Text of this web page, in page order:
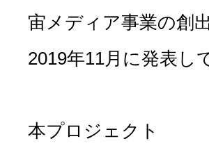
宙メディア事業の創
2019年11月に発表し
本プロジェクト